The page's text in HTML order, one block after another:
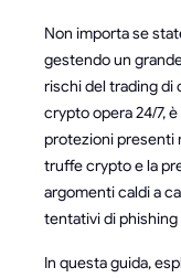
Non importa se
gestendo un
rischi del trading di
crypto opera 24/7,
protezioni presenti
truffe crypto e la
argomenti caldi a
tentativi di
In questa guida,